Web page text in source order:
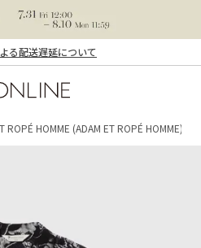
る配送遅延について
ROPÉ HOMME (ADAM ET ROPÉ HOMME)